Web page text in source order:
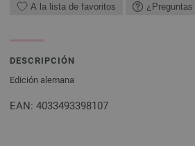
A la lista de favoritos
DESCRIPCIÓN
Edición alemana
EAN: 4033493398107